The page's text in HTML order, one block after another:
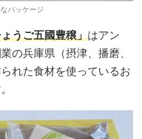
パッケージ
うご五國豊穣」はアン
の兵庫県（摂津、播磨、
れた食材を使っているお